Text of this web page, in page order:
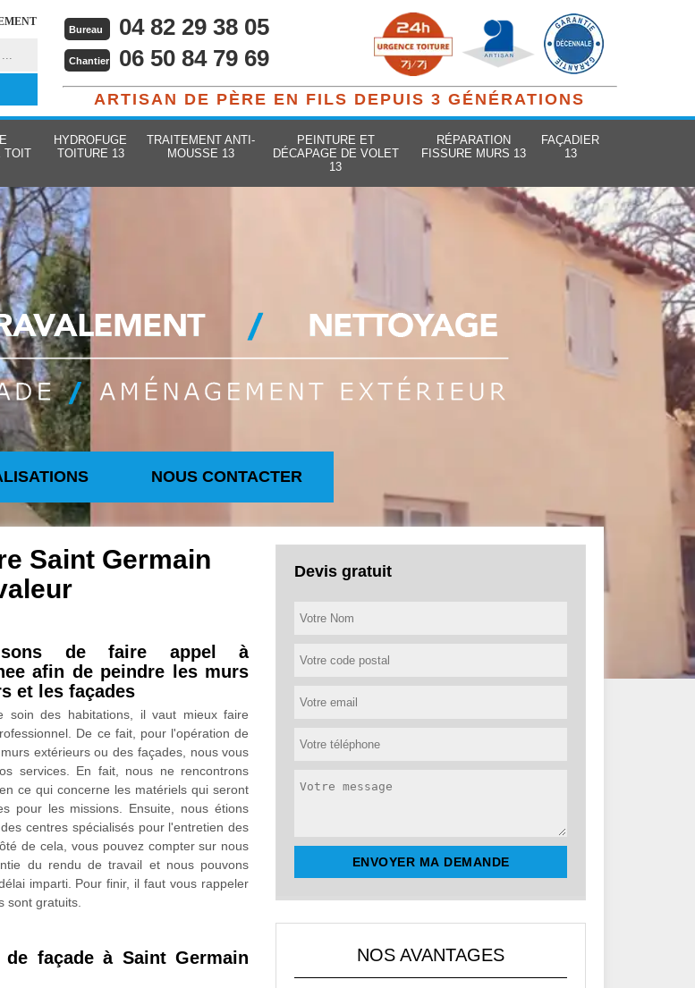
Bureau 04 82 29 38 05
Chantier 06 50 84 79 69
ARTISAN DE PÈRE EN FILS DEPUIS 3 GÉNÉRATIONS
TOIT
HYDROFUGE
TOITURE 13
TRAITEMENT ANTI-
MOUSSE 13
PEINTURE ET
DÉCAPAGE DE VOLET
13
RÉPARATION
FISSURE MURS 13
FAÇADIER
13
NOUS CONTACTER
Saint Germain
de faire appel à
afin de peindre les murs
et les façades
soin des habitations, il vaut mieux faire
De ce fait, pour l'opération de
extérieurs ou des façades, nous vous
services. En fait, nous ne rencontrons
ce qui concerne les matériels qui seront
pour les missions. Ensuite, nous étions
centres spécialisés pour l'entretien des
de cela, vous pouvez compter sur nous
du rendu de travail et nous pouvons
imparti. Pour finir, il faut vous rappeler
sont gratuits.
façade à Saint Germain
Devis gratuit
NOS AVANTAGES